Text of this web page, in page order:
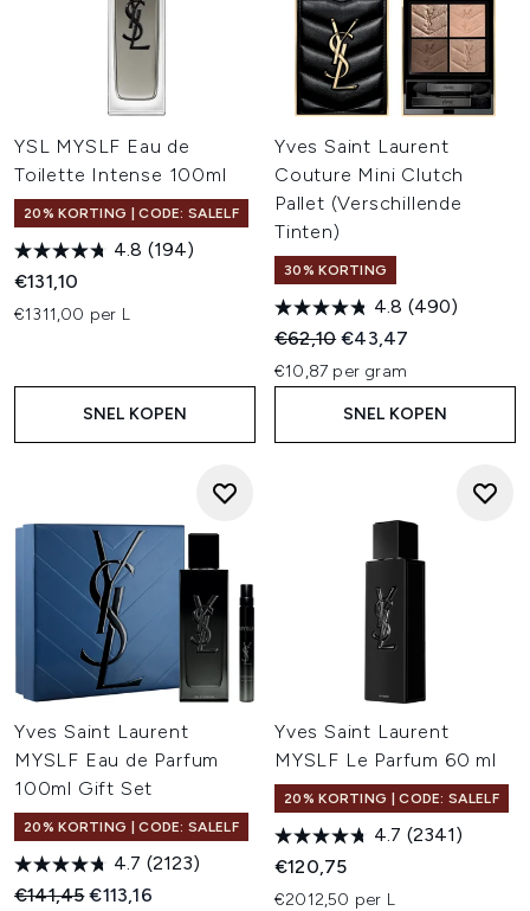
YSL MYSLF Eau de
Toilette Intense 100ml
20% KORTING | CODE: SALELF
4.8 (194)
€131,10
€1311,00 per L
SNEL KOPEN
Yves Saint Laurent
Couture Mini Clutch
Pallet (Verschillende
Tinten)
30% KORTING
4.8 (490)
Recommended Retail Price:
€62,10Huidige prijs:
€43,47
€10,87 per gram
SNEL KOPEN
Yves Saint Laurent
MYSLF Eau de Parfum
100ml Gift Set
20% KORTING | CODE: SALELF
4.7 (2123)
Recommended Retail Price:
€141,45Huidige prijs:
€113,16
Yves Saint Laurent
MYSLF Le Parfum 60 ml
20% KORTING | CODE: SALELF
4.7 (2341)
€120,75
€2012,50 per L